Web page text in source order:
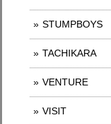
STUMPBOYS
TACHIKARA
VENTURE
VISIT